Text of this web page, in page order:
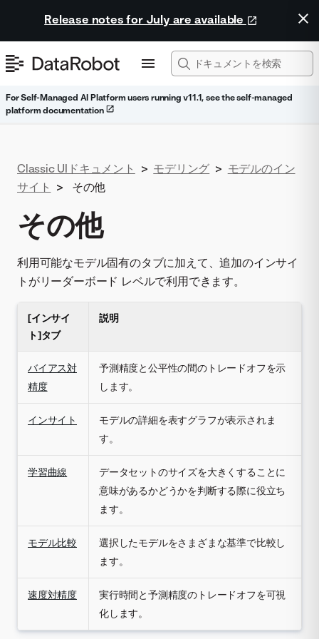
Release notes for July are available
For Self-Managed AI Platform users running v11.1, see the self-managed
platform documentation
Classic UIドキュメント > モデリング > モデルのイン
サイト > その他
その他
利用可能なモデル固有のタブに加えて、追加のインサイ
トがリーダーボード レベルで利用できます。
[インサイ
ト]タブ
説明
バイアス対
精度
予測精度と公平性の間のトレードオフを示
します。
インサイト
モデルの詳細を表すグラフが表示されま
す。
学習曲線
データセットのサイズを大きくすることに
意味があるかどうかを判断する際に役立ち
ます。
モデル比較
選択したモデルをさまざまな基準で比較し
ます。
速度対精度
実行時間と予測精度のトレードオフを可視
化します。